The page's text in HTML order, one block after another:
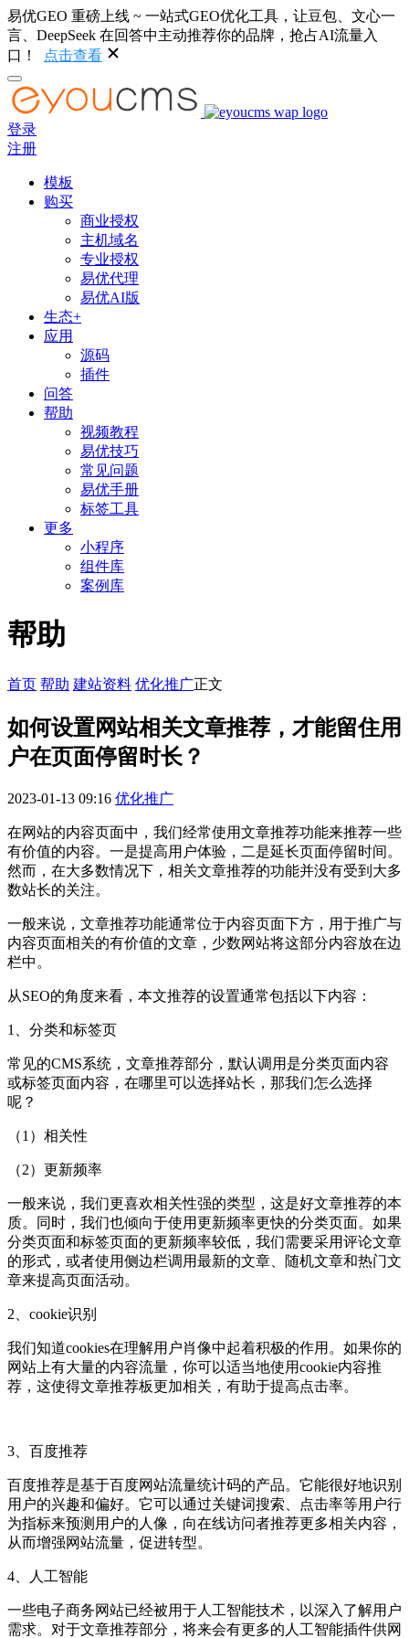
易优GEO 重磅上线 ~ 一站式GEO优化工具，让豆包、文心一
言、DeepSeek 在回答中主动推荐你的品牌，抢占AI流量入
口！
点击查看
登录
注册
模板
购买
商业授权
主机域名
专业授权
易优代理
易优AI版
生态+
应用
源码
插件
问答
帮助
视频教程
易优技巧
常见问题
易优手册
标签工具
更多
小程序
组件库
案例库
帮助
首页 帮助 建站资料 优化推广正文
如何设置网站相关文章推荐，才能留住用
户在页面停留时长？
2023-01-13 09:16 优化推广
在网站的内容页面中，我们经常使用文章推荐功能来推荐一些
有价值的内容。一是提高用户体验，二是延长页面停留时间。
然而，在大多数情况下，相关文章推荐的功能并没有受到大多
数站长的关注。
一般来说，文章推荐功能通常位于内容页面下方，用于推广与
内容页面相关的有价值的文章，少数网站将这部分内容放在边
栏中。
从SEO的角度来看，本文推荐的设置通常包括以下内容：
1、分类和标签页
常见的CMS系统，文章推荐部分，默认调用是分类页面内容
或标签页面内容，在哪里可以选择站长，那我们怎么选择
呢？
（1）相关性
（2）更新频率
一般来说，我们更喜欢相关性强的类型，这是好文章推荐的本
质。同时，我们也倾向于使用更新频率更快的分类页面。如果
分类页面和标签页面的更新频率较低，我们需要采用评论文章
的形式，或者使用侧边栏调用最新的文章、随机文章和热门文
章来提高页面活动。
2、cookie识别
我们知道cookies在理解用户肖像中起着积极的作用。如果你的
网站上有大量的内容流量，你可以适当地使用cookie内容推
荐，这使得文章推荐板更加相关，有助于提高点击率。
3、百度推荐
百度推荐是基于百度网站流量统计码的产品。它能很好地识别
用户的兴趣和偏好。它可以通过关键词搜索、点击率等用户行
为指标来预测用户的人像，向在线访问者推荐更多相关内容，
从而增强网站流量，促进转型。
4、人工智能
一些电子商务网站已经被用于人工智能技术，以深入了解用户
需求。对于文章推荐部分，将来会有更多的人工智能插件供网